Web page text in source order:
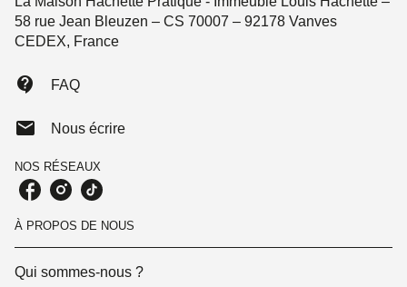
58 rue Jean Bleuzen – CS 70007 – 92178 Vanves
CEDEX, France
contact_support FAQ
mail Nous écrire
NOS RÉSEAUX
À PROPOS DE NOUS
Qui sommes-nous ?